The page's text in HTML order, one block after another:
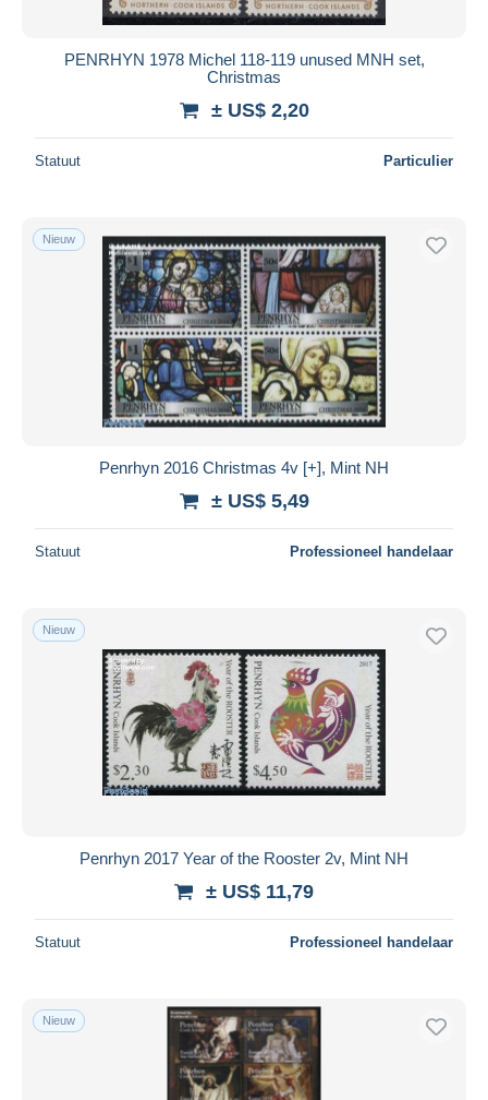
Alle looptijden
Prijs
Gratis levering
Betaalmiddelen
PayPal
Bankoverschrijving
Visa
Mastercard
Bancontact
Woonplaats van de verkoper
Toepassen
PENRHYN 1978 Michel 118-119 unused MNH set,
Christmas
± US$ 2,20
Statuut Particulier
Nieuw
Penrhyn 2016 Christmas 4v [+], Mint NH
± US$ 5,49
Statuut Professioneel handelaar
Nieuw
Penrhyn 2017 Year of the Rooster 2v, Mint NH
± US$ 11,79
Statuut Professioneel handelaar
Nieuw